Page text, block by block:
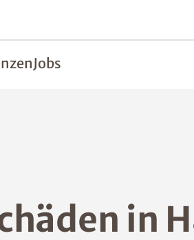
Jobs
in